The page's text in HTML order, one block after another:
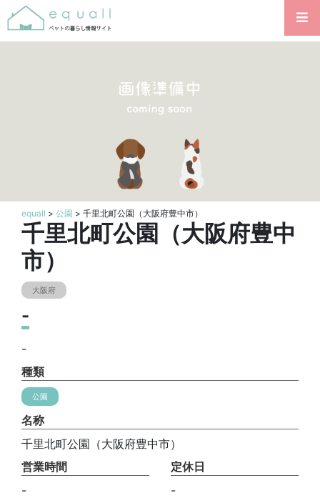
equall > 公園 > 千里北町公園（大阪府豊中市）
千里北町公園（大阪府豊中
市）
大阪府
-
-
種類
公園
名称
千里北町公園（大阪府豊中市）
営業時間
-
定休日
-